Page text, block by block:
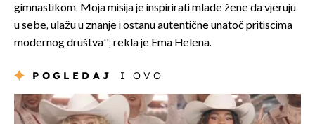
gimnastikom. Moja misija je inspirirati mlade žene da vjeruju
u sebe, ulažu u znanje i ostanu autentične unatoč pritiscima
modernog društva'', rekla je Ema Helena.
POGLEDAJ I OVO